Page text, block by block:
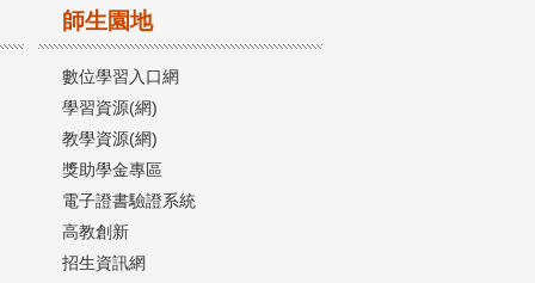
師生園地
數位學習入口網
學習資源(網)
教學資源(網)
獎助學金專區
電子證書驗證系統
高教創新
招生資訊網